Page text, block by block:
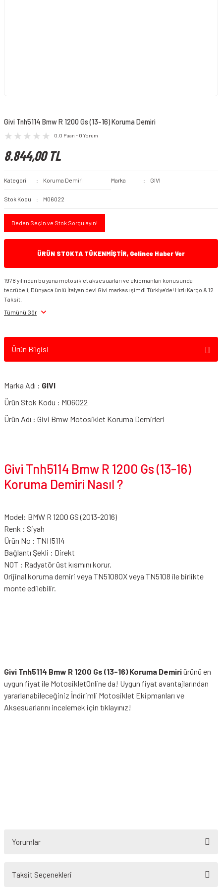
Givi Tnh5114 Bmw R 1200 Gs (13-16) Koruma Demiri
0.0 Puan - 0 Yorum
8.844,00 TL
Kategori Koruma Demiri Marka GIVI
Stok Kodu M06022
Beden Seçin ve Stok Sorgulayın!
ÜRÜN STOKTA TÜKENMİŞTİR, Gelince Haber Ver
1978 yılından bu yana motosiklet aksesuarları ve ekipmanları konusunda
tecrübeli, Dünyaca ünlü İtalyan devi Givi markası şimdi Türkiye'de! Hızlı Kargo & 12
Taksit.
Tümünü Gör
Ürün Bilgisi
Marka Adı : GIVI
Ürün Stok Kodu : M06022
Ürün Adı : Givi Bmw Motosiklet Koruma Demirleri
Givi Tnh5114 Bmw R 1200 Gs (13-16)
Koruma Demiri Nasıl ?
Model: BMW R 1200 GS (2013-2016)
Renk : Siyah
Ürün No : TNH5114
Bağlantı Şekli : Direkt
NOT : Radyatör üst kısmını korur.
Orijinal koruma demiri veya TN5108OX veya TN5108 ile birlikte
monte edilebilir.
Givi Tnh5114 Bmw R 1200 Gs (13-16) Koruma Demiriürünü en
uygun fiyat ile MotosikletOnline da! Uygun fiyat avantajlarından
yararlanabileceğiniz İndirimli Motosiklet Ekipmanları ve
Aksesuarlarını incelemek için tıklayınız!
Yorumlar
Taksit Seçenekleri